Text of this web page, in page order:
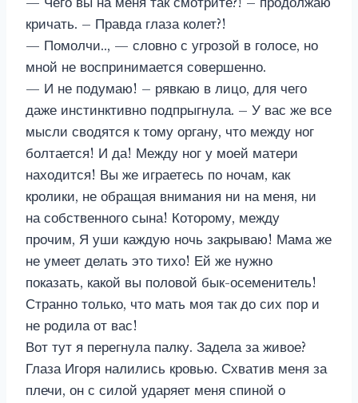
кричать. – Правда глаза колет?!
— Помолчи.., — словно с угрозой в голосе, но
мной не воспринимается совершенно.
— И не подумаю! – рявкаю в лицо, для чего
даже инстинктивно подпрыгнула. – У вас же все
мысли сводятся к тому органу, что между ног
болтается! И да! Между ног у моей матери
находится! Вы же играетесь по ночам, как
кролики, не обращая внимания ни на меня, ни
на собственного сына! Которому, между
прочим, Я уши каждую ночь закрываю! Мама же
не умеет делать это тихо! Ей же нужно
показать, какой вы половой бык-осеменитель!
Странно только, что мать моя так до сих пор и
не родила от вас!
Вот тут я перегнула палку. Задела за живое?
Глаза Игоря налились кровью. Схватив меня за
плечи, он с силой ударяет меня спиной о